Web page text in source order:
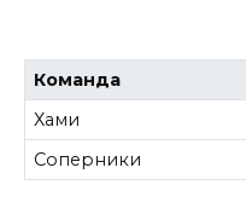
Команда
Хами
Соперники